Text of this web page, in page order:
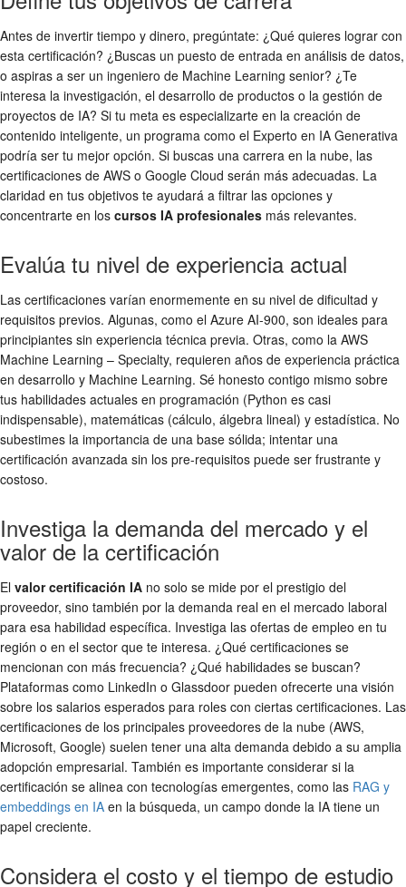
Antes de invertir tiempo y dinero, pregúntate: ¿Qué quieres lograr con
esta certificación? ¿Buscas un puesto de entrada en análisis de datos,
o aspiras a ser un ingeniero de Machine Learning senior? ¿Te
interesa la investigación, el desarrollo de productos o la gestión de
proyectos de IA? Si tu meta es especializarte en la creación de
contenido inteligente, un programa como el Experto en IA Generativa
podría ser tu mejor opción. Si buscas una carrera en la nube, las
certificaciones de AWS o Google Cloud serán más adecuadas. La
claridad en tus objetivos te ayudará a filtrar las opciones y
concentrarte en los cursos IA profesionales más relevantes.
Evalúa tu nivel de experiencia actual
Las certificaciones varían enormemente en su nivel de dificultad y
requisitos previos. Algunas, como el Azure AI-900, son ideales para
principiantes sin experiencia técnica previa. Otras, como la AWS
Machine Learning – Specialty, requieren años de experiencia práctica
en desarrollo y Machine Learning. Sé honesto contigo mismo sobre
tus habilidades actuales en programación (Python es casi
indispensable), matemáticas (cálculo, álgebra lineal) y estadística. No
subestimes la importancia de una base sólida; intentar una
certificación avanzada sin los pre-requisitos puede ser frustrante y
costoso.
Investiga la demanda del mercado y el
valor de la certificación
El valor certificación IA no solo se mide por el prestigio del
proveedor, sino también por la demanda real en el mercado laboral
para esa habilidad específica. Investiga las ofertas de empleo en tu
región o en el sector que te interesa. ¿Qué certificaciones se
mencionan con más frecuencia? ¿Qué habilidades se buscan?
Plataformas como LinkedIn o Glassdoor pueden ofrecerte una visión
sobre los salarios esperados para roles con ciertas certificaciones. Las
certificaciones de los principales proveedores de la nube (AWS,
Microsoft, Google) suelen tener una alta demanda debido a su amplia
adopción empresarial. También es importante considerar si la
certificación se alinea con tecnologías emergentes, como las RAG y
embeddings en IA en la búsqueda, un campo donde la IA tiene un
papel creciente.
Considera el costo y el tiempo de estudio